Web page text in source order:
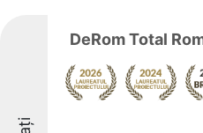
DeRom Total